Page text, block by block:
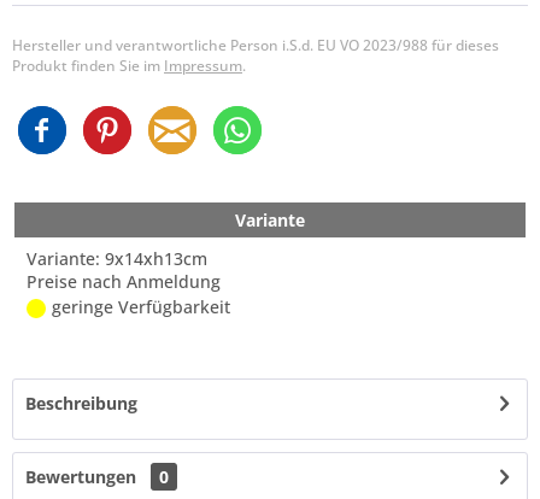
Hersteller und verantwortliche Person i.S.d. EU VO 2023/988 für dieses
Produkt finden Sie im Impressum.
Variante
Variante: 9x14xh13cm
Preise nach Anmeldung
geringe Verfügbarkeit
Beschreibung
Bewertungen
0